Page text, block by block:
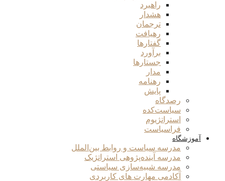
راهبرد
هشدار
ترجمان
رهیافت
گفتارها
برآورد
جستارها
مدار
رهنامه
پایش
رصدگاه
سیاست‌کده
استراتژیوم
فراسیاست
آموزشگاه
مدرسه سیاست و روابط بین‌الملل
مدرسه آینده‌پژوهی استراتژیک
مدرسه شبیه‌سازی سیاستی
آکادمی مهارت های کاربردی